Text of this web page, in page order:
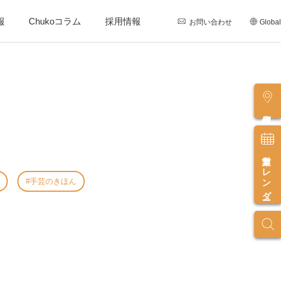
Chukoコラム 採用情報 お問い合わせ Global
営業カレンダー
手芸のきほん